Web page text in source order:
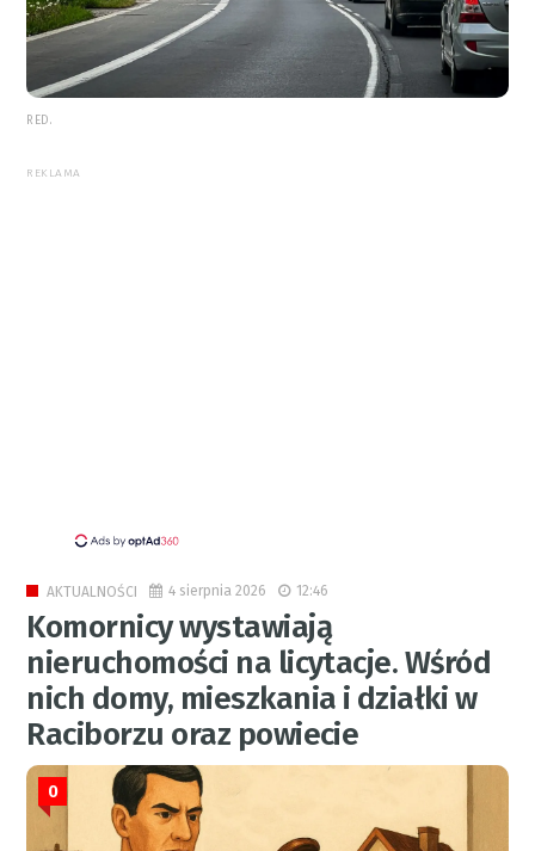
RED.
REKLAMA
AKTUALNOŚCI 4 sierpnia 2026 12:46
Komornicy wystawiają
nieruchomości na licytacje. Wśród
nich domy, mieszkania i działki w
Raciborzu oraz powiecie
0